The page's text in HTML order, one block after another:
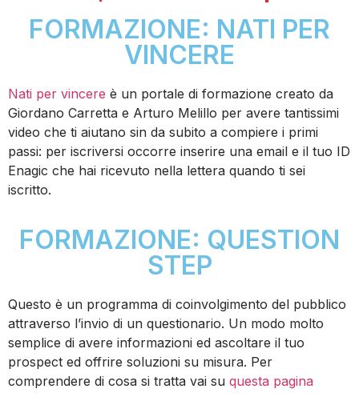
FORMAZIONE: NATI PER
VINCERE
Nati per vincere è un portale di formazione creato da
Giordano Carretta e Arturo Melillo per avere tantissimi
video che ti aiutano sin da subito a compiere i primi
passi: per iscriversi occorre inserire una email e il tuo ID
Enagic che hai ricevuto nella lettera quando ti sei
iscritto.
FORMAZIONE: QUESTION
STEP
Questo è un programma di coinvolgimento del pubblico
attraverso l’invio di un questionario. Un modo molto
semplice di avere informazioni ed ascoltare il tuo
prospect ed offrire soluzioni su misura. Per
comprendere di cosa si tratta vai su questa pagina